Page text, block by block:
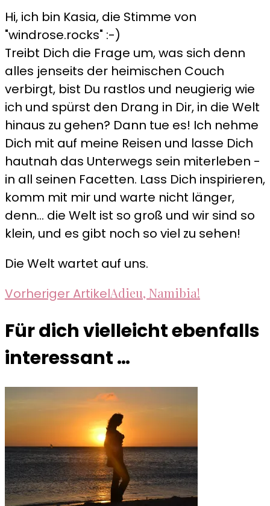
Hi, ich bin Kasia, die Stimme von
"windrose.rocks" :-)
Treibt Dich die Frage um, was sich denn
alles jenseits der heimischen Couch
verbirgt, bist Du rastlos und neugierig wie
ich und spürst den Drang in Dir, in die Welt
hinaus zu gehen? Dann tue es! Ich nehme
Dich mit auf meine Reisen und lasse Dich
hautnah das Unterwegs sein miterleben -
in all seinen Facetten. Lass Dich inspirieren,
komm mit mir und warte nicht länger,
denn... die Welt ist so groß und wir sind so
klein, und es gibt noch so viel zu sehen!
Die Welt wartet auf uns.
Beitragsnavigation
Vorheriger ArtikelAdieu, Namibia!
Für dich vielleicht ebenfalls
interessant …